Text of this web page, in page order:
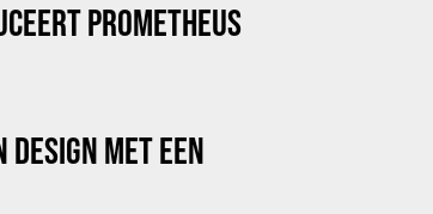
PROMETHEUS
DESIGN MET EEN